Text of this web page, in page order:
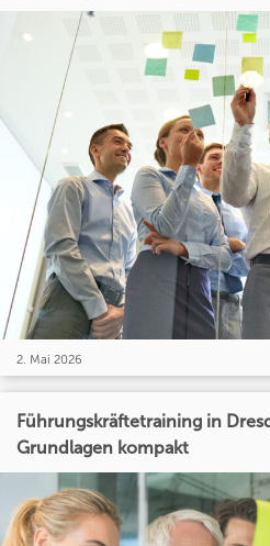
2. Mai 2026
Führungskräftetraining in
Grundlagen kompakt